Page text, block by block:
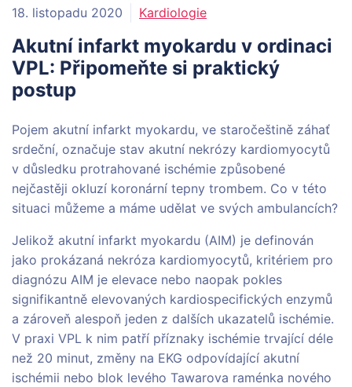
18. listopadu 2020 Kardiologie
Akutní infarkt myokardu v ordinaci
VPL: Připomeňte si praktický
postup
Pojem akutní infarkt myokardu, ve staročeštině záhať
srdeční, označuje stav akutní nekrózy kardiomyocytů
v důsledku protrahované ischémie způsobené
nejčastěji okluzí koronární tepny trombem. Co v této
situaci můžeme a máme udělat ve svých ambulancích?
Jelikož akutní infarkt myokardu (AIM) je definován
jako prokázaná nekróza kardiomyocytů, kritériem pro
diagnózu AIM je elevace nebo naopak pokles
signifikantně elevovaných kardiospecifických enzymů
a zároveň alespoň jeden z dalších ukazatelů ischémie.
V praxi VPL k nim patří příznaky ischémie trvající déle
než 20 minut, změny na EKG odpovídající akutní
ischémii nebo blok levého Tawarova raménka nového